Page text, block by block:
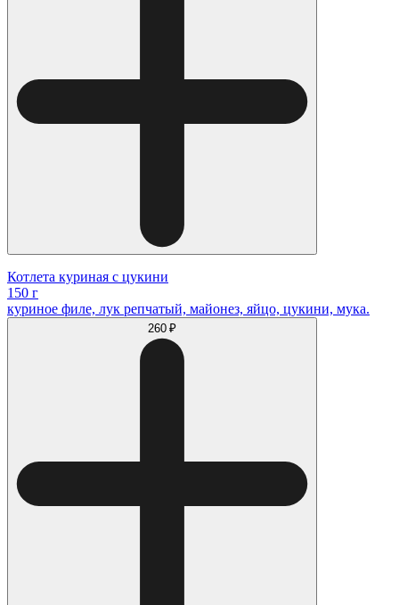
Котлета куриная с цукини
150 г
куриное филе, лук репчатый, майонез, яйцо, цукини, мука.
260 ₽